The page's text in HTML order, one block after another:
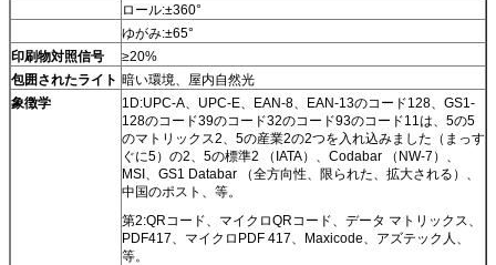
ロール:±360°
ゆがみ:±65°
印刷物対照信号
≥20%
包囲されたライト 暗い環境、屋内自然光
象徴学
1D:UPC-A、UPC-E、EAN-8、EAN-13のコード128、GS1-
128のコード39のコード32のコード93のコード11は、5の5
のマトリックス2、5の産業2の2つを入れ込みました（まっす
ぐに5）の2、5の標準2 （IATA）、Codabar （NW-7）、
MSI、GS1 Databar （全方向性、限られた、拡大される）、
中国のポスト、等。
第2:QRコード、マイクロQRコード、データ マトリックス、
PDF417、マイクロPDF 417、Maxicode、アズテック人、
等。